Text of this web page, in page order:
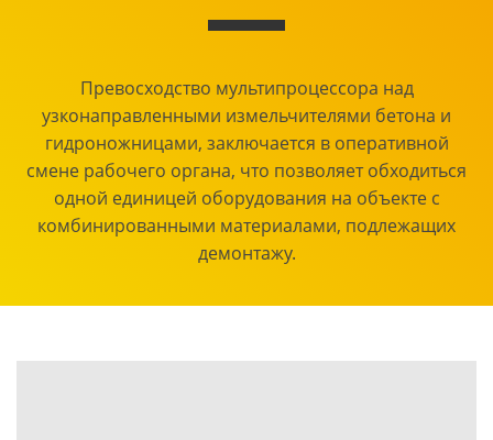
Превосходство мультипроцессора над
узконаправленными измельчителями бетона и
гидроножницами, заключается в оперативной
смене рабочего органа, что позволяет обходиться
одной единицей оборудования на объекте с
комбинированными материалами, подлежащих
демонтажу.